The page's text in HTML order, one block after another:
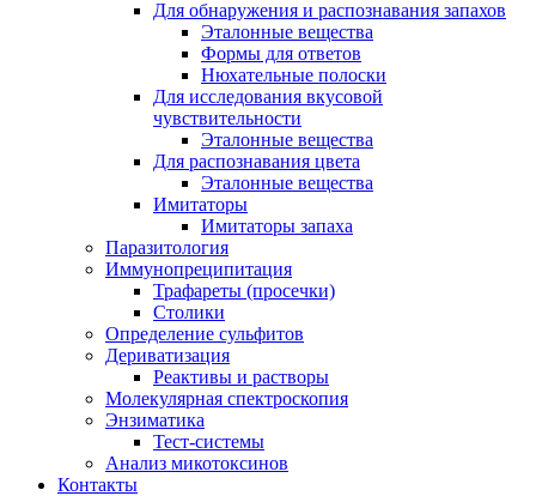
Для обнаружения и распознавания запахов
Эталонные вещества
Формы для ответов
Нюхательные полоски
Для исследования вкусовой
чувствительности
Эталонные вещества
Для распознавания цвета
Эталонные вещества
Имитаторы
Имитаторы запаха
Паразитология
Иммунопреципитация
Трафареты (просечки)
Столики
Определение сульфитов
Дериватизация
Реактивы и растворы
Молекулярная спектроскопия
Энзиматика
Тест-системы
Анализ микотоксинов
Контакты